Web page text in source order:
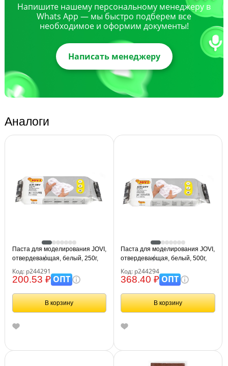
Напишите нашему персональному менеджеру в
Whats App — мы быстро подберем все
необходимое и оформим документы!
Написать менеджеру
Аналоги
Паста для моделирования JOVI,
отвердевающая, белый, 250г,
Код: р244291
200.53 ₽ОПТ
В корзину
Паста для моделирования JOVI,
отвердевающая, белый, 500г,
Код: р244294
368.40 ₽ОПТ
В корзину